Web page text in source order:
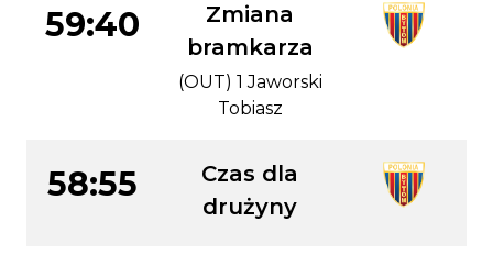
59:40
Zmiana
bramkarza
(OUT) 1 Jaworski
Tobiasz
58:55
Czas dla
drużyny